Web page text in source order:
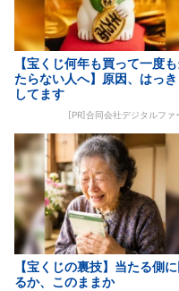
【宝くじ何年も買って一度
たらない人へ】原因、はっき
してます
[PR]合同会社デジタルファ
【宝くじの裏技】当たる側
るか、このままか